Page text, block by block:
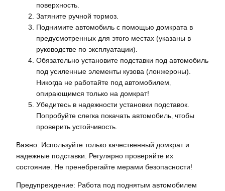
поверхность.
Затяните ручной тормоз.
Поднимите автомобиль с помощью домкрата в
предусмотренных для этого местах (указаны в
руководстве по эксплуатации).
Обязательно установите подставки под автомобиль
под усиленные элементы кузова (лонжероны).
Никогда не работайте под автомобилем‚
опирающимся только на домкрат!
Убедитесь в надежности установки подставок.
Попробуйте слегка покачать автомобиль‚ чтобы
проверить устойчивость.
Важно: Используйте только качественный домкрат и
надежные подставки. Регулярно проверяйте их
состояние. Не пренебрегайте мерами безопасности!
Предупреждение: Работа под поднятым автомобилем